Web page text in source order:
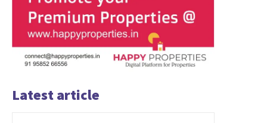
Latest article